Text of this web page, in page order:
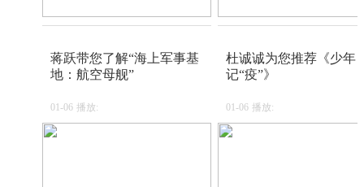
蒋跃带您了解“海上军事基
地：航空母舰”
01-06 播放:
杜诚诚为您推荐《少年
记“疫”》
01-06 播放: